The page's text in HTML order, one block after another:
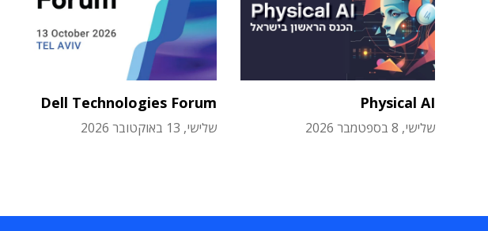
Physical AI
שלישי, 8 בספטמבר 2026
Dell Technologies Forum
שלישי, 13 באוקטובר 2026